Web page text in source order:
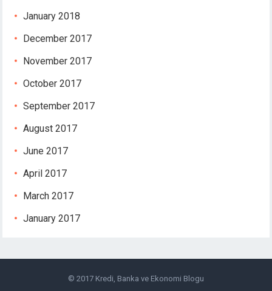
giriş
Panel
January 2018
December 2017
November 2017
October 2017
September 2017
August 2017
June 2017
April 2017
March 2017
January 2017
© 2017 Kredi, Banka ve Ekonomi Blogu